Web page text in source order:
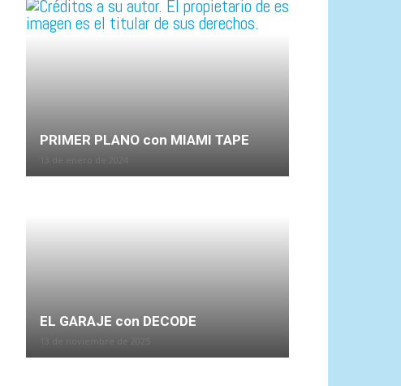
PRIMER PLANO con MIAMI TAPE
EL GARAJE con DECODE